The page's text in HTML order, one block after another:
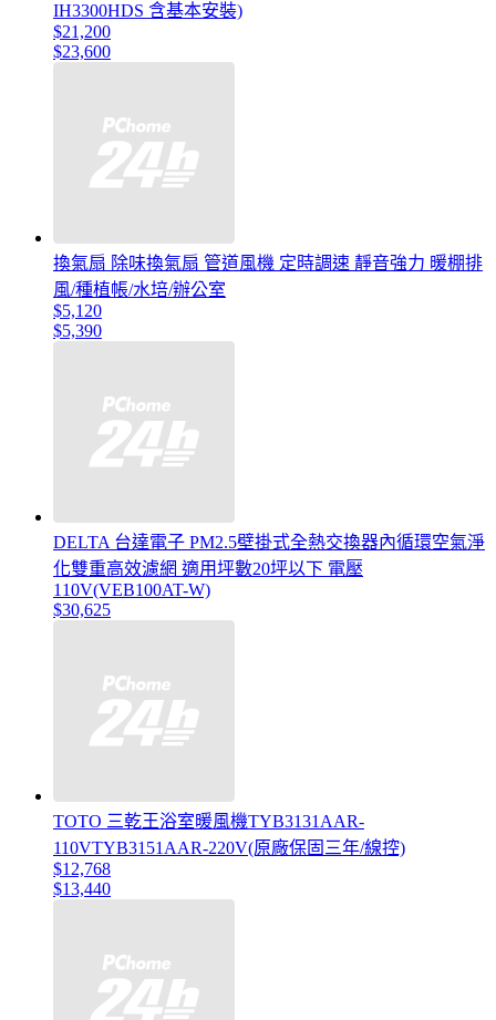
IH3300HDS 含基本安裝)
$21,200
$23,600
換氣扇 除味換氣扇 管道風機 定時調速 靜音強力 暖棚排
風/種植帳/水培/辦公室
$5,120
$5,390
DELTA 台達電子 PM2.5壁掛式全熱交換器內循環空氣淨
化雙重高效濾網 適用坪數20坪以下 電壓
110V(VEB100AT-W)
$30,625
TOTO 三乾王浴室暖風機TYB3131AAR-
110VTYB3151AAR-220V(原廠保固三年/線控)
$12,768
$13,440